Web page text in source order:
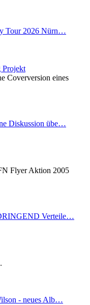
Tour 2026 Nürn…
Projekt
Coverversion eines
Diskussion übe…
Flyer Aktion 2005
Verteile…
- neues Alb…